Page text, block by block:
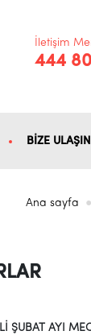
İletişim
444
BİZE ULAŞIN
Ana sayfa
ŞUBAT AYI